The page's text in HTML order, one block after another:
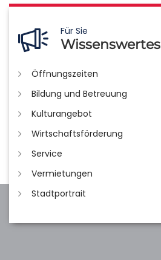
Für Sie
Wissenswertes
Öffnungszeiten
Bildung und Betreuung
Kulturangebot
Wirtschaftsförderung
Service
Vermietungen
Stadtportrait